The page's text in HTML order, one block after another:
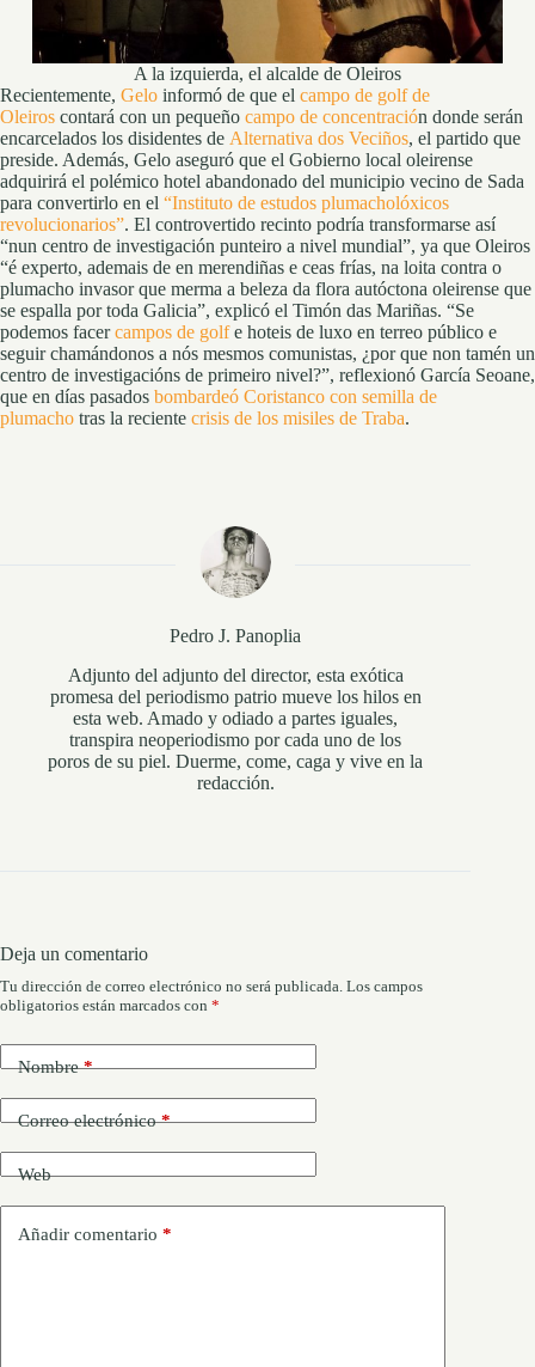
A la izquierda, el alcalde de Oleiros
Recientemente, Gelo informó de que el campo de golf de
Oleiros contará con un pequeño campo de concentración donde serán
encarcelados los disidentes de Alternativa dos Veciños, el partido que
preside. Además, Gelo aseguró que el Gobierno local oleirense
adquirirá el polémico hotel abandonado del municipio vecino de Sada
para convertirlo en el “Instituto de estudos plumacholóxicos
revolucionarios”. El controvertido recinto podría transformarse así
“nun centro de investigación punteiro a nivel mundial”, ya que Oleiros
“é experto, ademais de en merendiñas e ceas frías, na loita contra o
plumacho invasor que merma a beleza da flora autóctona oleirense que
se espalla por toda Galicia”, explicó el Timón das Mariñas. “Se
podemos facercampos de golfe hoteis de luxo en terreo público e
seguir chamándonos a nós mesmos comunistas, ¿por que non tamén un
centro de investigacións de primeiro nivel?”, reflexionó García Seoane,
que en días pasados bombardeó Coristanco con semilla de
plumacho tras la reciente crisis de los misiles de Traba.
Pedro J. Panoplia
Adjunto del adjunto del director, esta exótica
promesa del periodismo patrio mueve los hilos en
esta web. Amado y odiado a partes iguales,
transpira neoperiodismo por cada uno de los
poros de su piel. Duerme, come, caga y vive en la
redacción.
Deja un comentario
Tu dirección de correo electrónico no será publicada. Los campos
obligatorios están marcados con *
Nombre*
Correo electrónico*
Web
Añadir comentario *